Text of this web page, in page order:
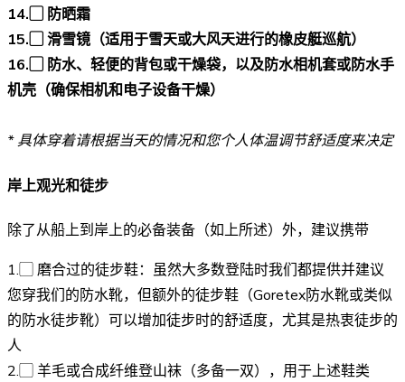
14.▢ 防晒霜
15.▢ 滑雪镜 （适用于雪天或大风天进行的橡皮艇巡航）
16.▢ 防水、轻便的背包或干燥袋，以及防水相机套或防水手
机壳（确保相机和电子设备干燥）
*具体穿着请根据当天的情况和您个人体温调节舒适度来决定
岸上观光和徒步
除了从船上到岸上的必备装备（如上所述）外，建议携带
1.▢ 磨合过的徒步鞋：虽然大多数登陆时我们都提供并建议
您穿我们的防水靴，但额外的徒步鞋（Goretex防水靴或类似
的防水徒步靴）可以增加徒步时的舒适度，尤其是热衷徒步的
人
2.▢ 羊毛或合成纤维登山袜（多备一双），用于上述鞋类